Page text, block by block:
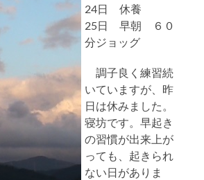
24日 休養
25日 早朝 ６０
分ジョッグ
調子良く練習続
いていますが、昨
日は休みました。
寝坊です。早起き
の習慣が出来上が
っても、起きられ
ない日がありま